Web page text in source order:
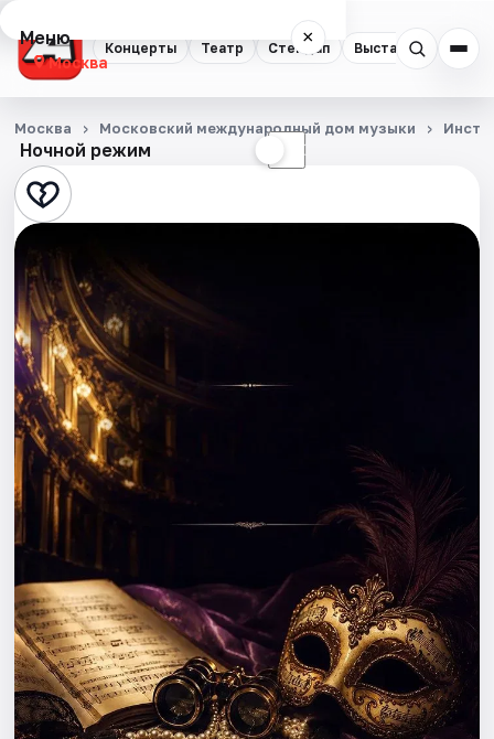
Концерты Театр Стендап Выставки
Меню ×
Москва
Концерты
Театр
Стендап
Выставки
Квесты
Экскурсии
Спорт
События
Города
Площадки
Артисты
Рейтинги
Ночной режим ☾
Москва Московский международный дом музыки